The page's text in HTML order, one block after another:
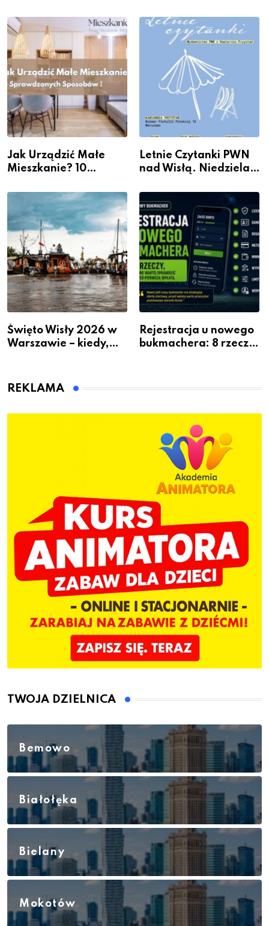
Galerii XX1
Jak Urządzić Małe
Mieszkanie? 10
Przestrzeni Bez
Kosztownego Remontu
Letnie Czytanki PWN
nad Wisłą. Niedziela z
dla siebie
Święto Wisły 2026 w
Warszawie – kiedy,
Rejestracja u nowego
bukmachera: 8 rzeczy,
REKLAMA
TWOJA DZIELNICA
Bemowo
Białołęka
Bielany
Mokotów